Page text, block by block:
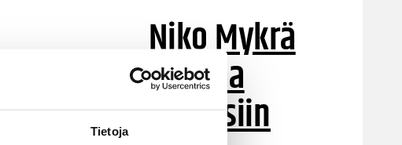
Tietoja
Niko Mykrä
Loimaa
Bisonsiin